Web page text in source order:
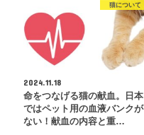
猫について
2024.11.18
命をつなげる猫の献血。日本
ではペット用の血液バンクが
ない！献血の内容と重…